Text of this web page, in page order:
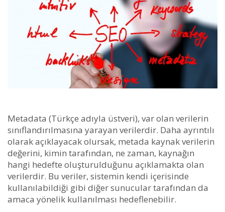
Metadata (Türkçe adıyla üstveri), var olan verilerin
sınıflandırılmasına yarayan verilerdir. Daha ayrıntılı
olarak açıklayacak olursak, metada kaynak verilerin
değerini, kimin tarafından, ne zaman, kaynağın
hangi hedefte oluşturulduğunu açıklamakta olan
verilerdir. Bu veriler, sistemin kendi içerisinde
kullanılabildiği gibi diğer sunucular tarafından da
amaca yönelik kullanılması hedeflenebilir.